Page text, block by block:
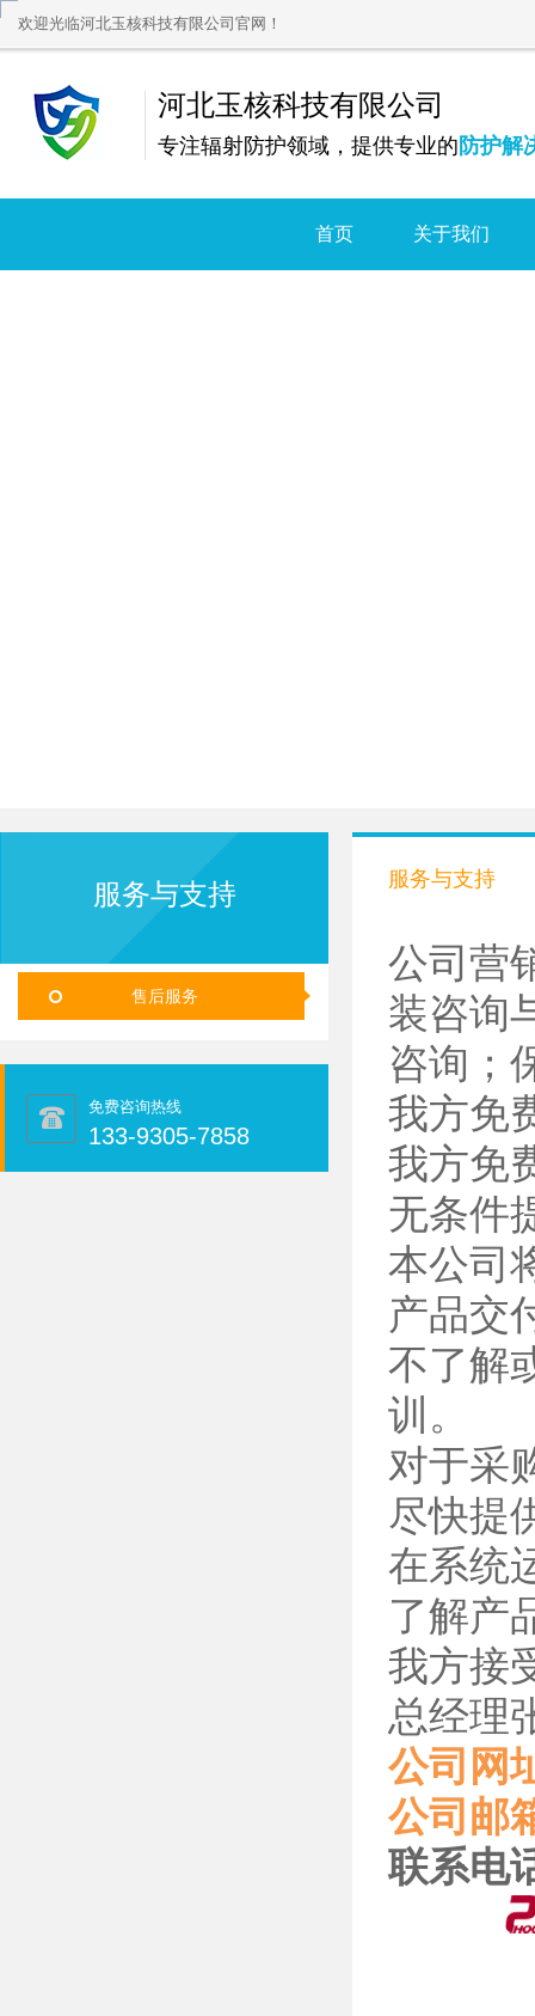
欢迎光临河北玉核科技有限公司官网！
河北玉核科技有限公司
专注辐射防护领域，提供专业的 防护解
首页 关于我们
服务与支持
售后服务
免费咨询热线
133-9305-7858
服务与支持
公司营
装咨询
咨询；
我方免
我方免
无条件
本公司
产品交
不了解
训。
对于采
尽快提
在系统
了解产
我方接
总经理
公司网
公司邮
联系电